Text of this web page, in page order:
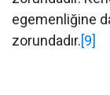
egemenliğine
zorundadır.[9]